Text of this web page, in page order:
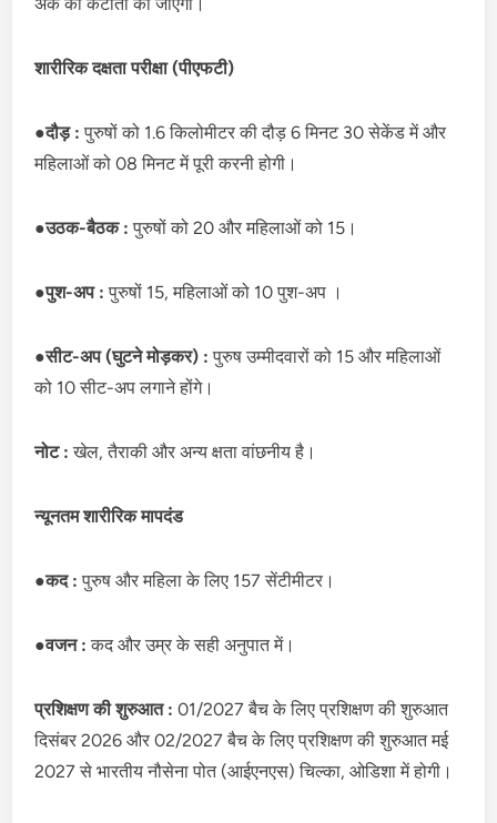
शारीरिक दक्षता परीक्षा (पीएफटी)
●दौड़ :पुरुषों को 1.6 किलोमीटर की दौड़ 6 मिनट 30 सेकेंड में और
महिलाओं को 08 मिनट में पूरी करनी होगी।
●उठक-बैठक :पुरुषों को 20 और महिलाओं को 15।
●पुश-अप :पुरुषों 15, महिलाओं को 10 पुश-अप ।
●सीट-अप (घुटने मोड़कर) :पुरुष उम्मीदवारों को 15 और महिलाओं
को 10 सीट-अप लगाने होंगे।
नोट :खेल, तैराकी और अन्य क्षता वांछनीय है।
न्यूनतम शारीरिक मापदंड
●कद :पुरुष और महिला के लिए 157 सेंटीमीटर।
●वजन :कद और उम्र के सही अनुपात में।
प्रशिक्षण की शुरुआत :01/2027 बैच के लिए प्रशिक्षण की शुरुआत
दिसंबर 2026 और 02/2027 बैच के लिए प्रशिक्षण की शुरुआत मई
2027 से भारतीय नौसेना पोत (आईएनएस) चिल्का, ओडिशा में होगी।